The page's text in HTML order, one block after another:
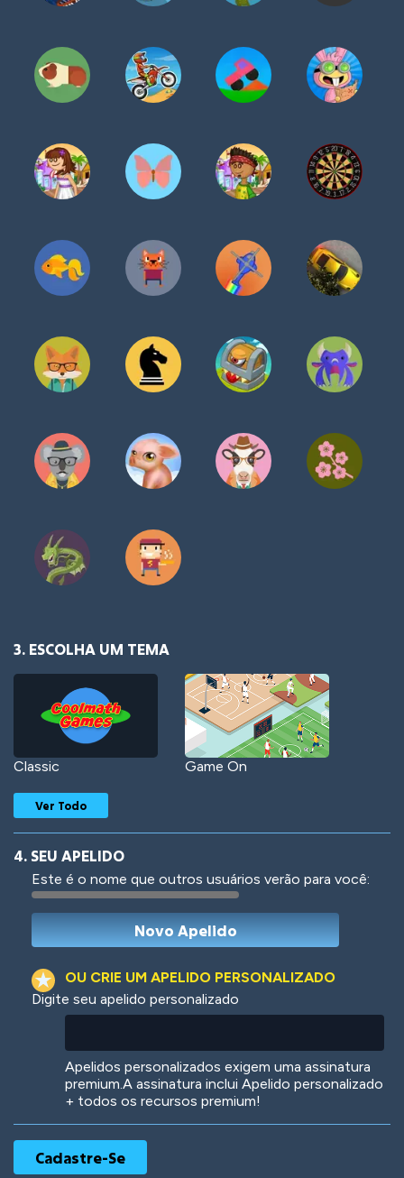
3. ESCOLHA UM TEMA
Classic Game On
Woof Jungle Cats
Ver Todo
4. SEU APELIDO
Este é o nome que outros usuários verão para você:
OU CRIE UM APELIDO PERSONALIZADO
Digite seu apelido personalizado
Apelidos personalizados exigem uma assinatura
premium.A assinatura inclui Apelido personalizado
+ todos os recursos premium!